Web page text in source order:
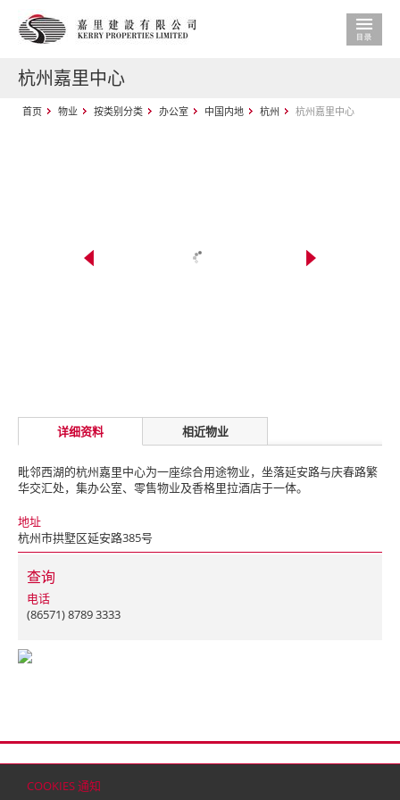
COOKIES 通知
杭州嘉里中心
首页 物业 按类别分类 办公室 中国内地 杭州 杭州嘉里中心
详细资料 相近物业
毗邻西湖的杭州嘉里中心为一座综合用途物业，坐落延安路与庆春路繁
华交汇处，集办公室、零售物业及香格里拉酒店于一体。
地址
杭州市拱墅区延安路385号
查询
电话
(86571) 8789 3333
© 2026 嘉里建设有限公司 (于百慕达注册成立之有限公司)